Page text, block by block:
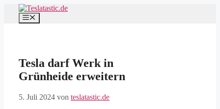
Inhalt
springen
Menü
Tesla darf Werk in
Grünheide erweitern
5. Juli 2024 von teslatastic.de